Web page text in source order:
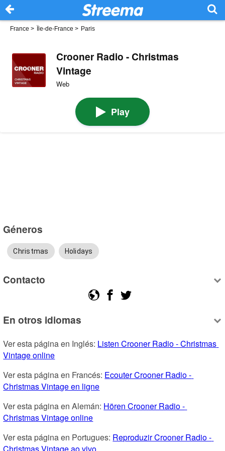
France > Île-de-France > Paris
Crooner Radio - Christmas
Vintage
Web
Play
Géneros
Christmas Holidays
Contacto
En otros idiomas
Ver esta página en Inglés: Listen Crooner Radio - Christmas
Vintage online
Ver esta página en Francés: Ecouter Crooner Radio -
Christmas Vintage en ligne
Ver esta página en Alemán: Hören Crooner Radio -
Christmas Vintage online
Ver esta página en Portugues: Reproduzir Crooner Radio -
Christmas Vintage ao vivo